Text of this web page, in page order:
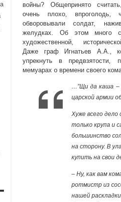
войны? Общепринято
очень плохо, впроголодь,
обворовывали солдат,
желудках. Об этом много
художественной,
Даже граф Игнатьев А.А.,
упрекнуть в предвзятости,
мемуарах о времени своего
…”Щи да каша –
царской армии
Хуже всего
только крупа и
большинство
на сторону. В
купить на свои
– Ну, как вам
ротмистр из
нашей